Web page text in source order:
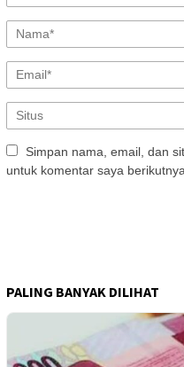
Simpan nama, email, dan
untuk komentar saya berikutnya.
PALING BANYAK DILIHAT